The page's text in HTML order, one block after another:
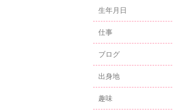
生年月日
仕事
ブログ
出身地
趣味